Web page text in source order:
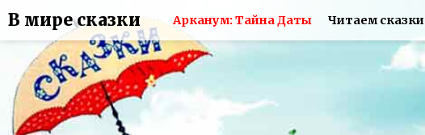
В мире сказки Арканум: Тайна Даты Читаем сказки